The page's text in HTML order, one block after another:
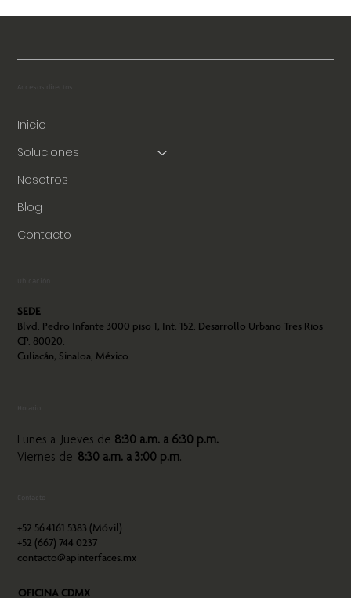
Inicio
Soluciones
Nosotros
Blog
Contacto
Accesos directos
SEDE
Blvd. Pedro Infante 3000 piso 1, Int. 152. Desarrollo Urbano Tres Rios
CP. 80020.
Culiacán, Sinaloa, México.
Lunes a Jueves de 8:30 a.m. a 6:30 p.m.
Viernes de 8:30 a.m. a 3:00 p.m.
+52 564161 5383 (Móvil)
+52 (667) 744 0237
contacto@apinterfaces.mx
OFICINA CDMX